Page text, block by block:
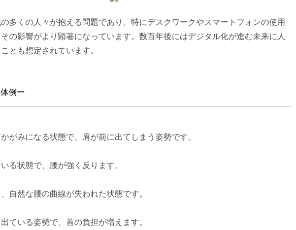
多くの人々が抱える問題であり、特にデスクワークやスマートフォンの使用
の影響がより顕著になっています。数百年後にはデジタル化が進む未来に人
とも想定されています。
例ー
がみになる状態で、肩が前に出てしまう姿勢です。
る状態で、腰が強く反ります。
自然な腰の曲線が失われた状態です。
ている姿勢で、首の負担が増えます。